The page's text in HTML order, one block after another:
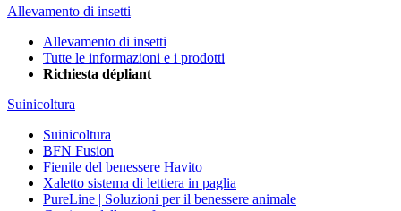
Allevamento di insetti
Allevamento di insetti
Tutte le informazioni e i prodotti
Richiesta dépliant
Suinicoltura
Suinicoltura
BFN Fusion
Fienile del benessere Havito
Xaletto sistema di lettiera in paglia
PureLine | Soluzioni per il benessere animale